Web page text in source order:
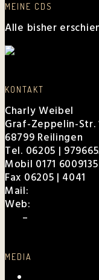
MEINE CDS
Alle bisher
KONTAKT
Charly Weibel
Graf-Zeppelin-Str.
68799 Reilingen
Tel. 06205 |
Mobil 0171 6009135
Fax 06205 | 4041
Mail:
Web:
–
MEDIA